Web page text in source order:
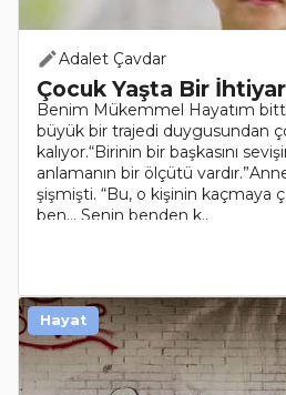
Adalet Çavdar
Çocuk Yaşta Bir İhtiyar
Benim Mükemmel Hayatım
büyük bir trajedi duygusundan
kalıyor.“Birinin bir başkasını
anlamanın bir ölçütü
şişmişti. “Bu, o kişinin kaçmaya
ben… Senin benden k..
Hayat